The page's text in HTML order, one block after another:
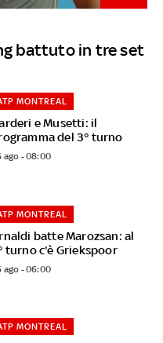
battuto in tre set
e Musetti: il
del 3° turno
MONTREAL
ago - 08:00
batte Marozsan: al
turno c'è Griekspoor
MONTREAL
ago - 06:00
MONTREAL